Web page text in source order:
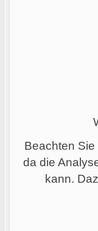
Beachten
da die
kann.